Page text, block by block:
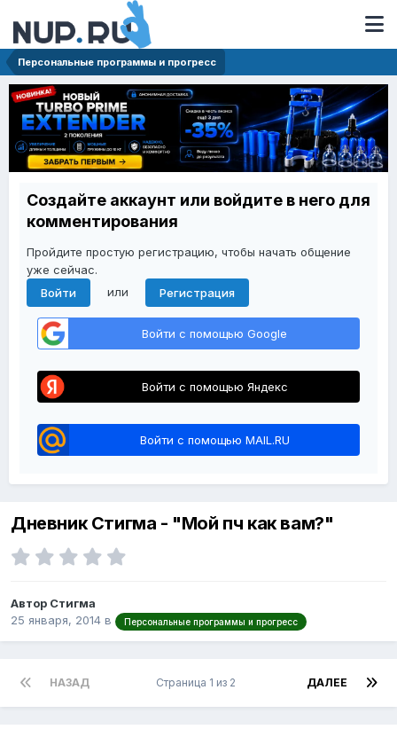
Персональные программы и прогресс
Создайте аккаунт или войдите в него для
комментирования
Пройдите простую регистрацию, чтобы начать общение
уже сейчас.
Войти
или Регистрация
Войти с помощью Google
Войти с помощью Яндекс
Войти с помощью MAIL.RU
Дневник Стигма - "Мой пч как вам?"
Автор Стигма
25 января, 2014 в Персональные программы и прогресс
НАЗАД ДАЛЕЕ
Страница 1 из 2